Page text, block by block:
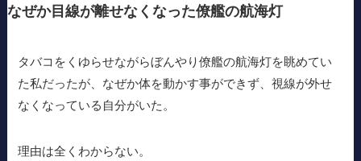
なぜか目線が離せなくなった僚艦の航海灯
タバコをくゆらせながらぼんやり僚艦の航海灯を眺めてい
た私だったが、なぜか体を動かす事ができず、視線が外せ
なくなっている自分がいた。
理由は全くわからない。